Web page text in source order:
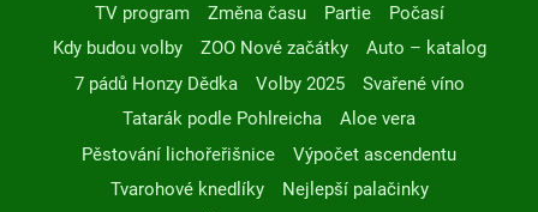
TV program
Změna času Partie
Počasí
Kdy budou volby
ZOO Nové začátky
Auto – katalog
7 pádů Honzy Dědka
Volby 2025
Svařené víno
Tatarák podle Pohlreicha
Aloe vera
Pěstování lichořeřišnice
Výpočet ascendentu
Tvarohové knedlíky
Nejlepší palačinky